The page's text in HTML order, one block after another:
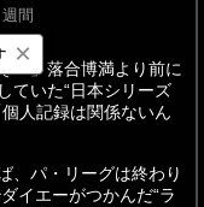
週間
？」落合博満より前に
ていた“日本シリーズ
人記録は関係ないん
、パ・リーグは終わり
イエーがつかんだ“ラ
×